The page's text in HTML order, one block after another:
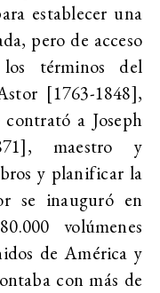
establecer una
pero de acceso
términos del
[1763-1848],
a Joseph
maestro y
y planificar la
se inauguró en
volúmenes
de América y
con más de